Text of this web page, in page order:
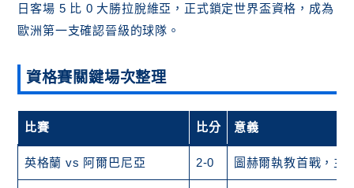
日客場 5 比 0 大勝拉脫維亞，正式鎖定世界盃資格，成為
歐洲第一支確認晉級的球隊。
資格賽關鍵場次整理
比賽 比分 意義
英格蘭 vs 阿爾巴尼亞 2-0 圖赫爾執教首戰，主